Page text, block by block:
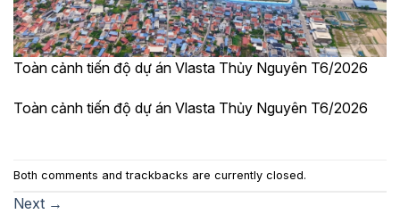
Toàn cảnh tiến độ dự án Vlasta Thủy Nguyên T6/2026
Toàn cảnh tiến độ dự án Vlasta Thủy Nguyên T6/2026
Both comments and trackbacks are currently closed.
Next →